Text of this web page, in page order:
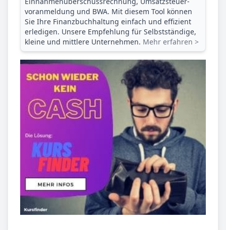
voranmeldung und BWA. Mit diesem Tool können
Sie Ihre Finanz­buchhaltung einfach und effizient
erledigen. Unsere Empfehlung für Selbstständige,
kleine und mittlere Unternehmen. Mehr erfahren >